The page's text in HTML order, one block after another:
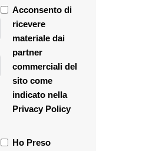
Acconsento di
ricevere
materiale dai
partner
commerciali del
sito come
indicato nella
Privacy Policy
Ho Preso